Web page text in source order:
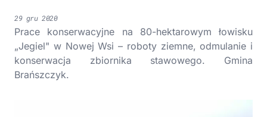
Prace konserwacyjne na 80-hektarowym łowisku
„Jegiel" w Nowej Wsi – roboty ziemne, odmulanie i
konserwacja zbiornika stawowego. Gmina
Brańszczyk.
29 gru 2020